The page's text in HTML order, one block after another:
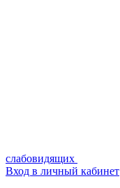
слабовидящих
Вход в личный кабинет